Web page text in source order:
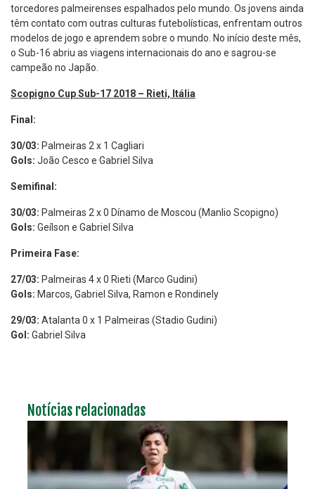
torcedores palmeirenses espalhados pelo mundo. Os jovens ainda
têm contato com outras culturas futebolísticas, enfrentam outros
modelos de jogo e aprendem sobre o mundo. No início deste mês,
o Sub-16 abriu as viagens internacionais do ano e sagrou-se
campeão no Japão.
Scopigno Cup Sub-17 2018 – Rieti, Itália
Final:
30/03: Palmeiras 2 x 1 Cagliari
Gols: João Cesco e Gabriel Silva
Semifinal:
30/03: Palmeiras 2 x 0 Dínamo de Moscou (Manlio Scopigno)
Gols: Geílson e Gabriel Silva
Primeira Fase:
27/03: Palmeiras 4 x 0 Rieti (Marco Gudini)
Gols: Marcos, Gabriel Silva, Ramon e Rondinely
29/03: Atalanta 0 x 1 Palmeiras (Stadio Gudini)
Gol: Gabriel Silva
Notícias relacionadas